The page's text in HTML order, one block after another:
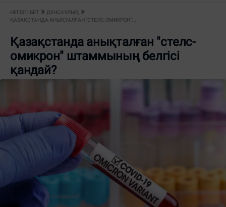
НЕГІЗГІ БЕТ
ДЕНСАУЛЫҚ
ҚАЗАҚСТАНДА АНЫҚТАЛҒАН "СТЕЛС-ОМИКРОН"...
Қазақстанда анықталған "стелс-
омикрон" штаммының белгісі
қандай?